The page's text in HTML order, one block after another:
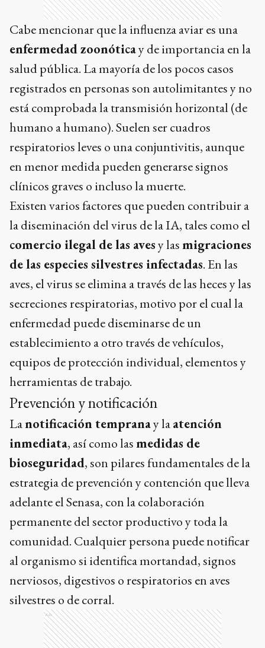
Cabe mencionar que la influenza aviar es una
enfermedad zoonóticay de importancia en la
salud pública. La mayoría de los pocos casos
registrados en personas son autolimitantes y no
está comprobada la transmisión horizontal (de
humano a humano). Suelen ser cuadros
respiratorios leves o una conjuntivitis, aunque
en menor medida pueden generarse signos
clínicos graves o incluso la muerte.
Existen varios factores que pueden contribuir a
la diseminación del virus de la IA, tales como el
comercio ilegal de las avesy lasmigraciones
de las especies silvestres infectadas. En las
aves, el virus se elimina a través de las heces y las
secreciones respiratorias, motivo por el cual la
enfermedad puede diseminarse de un
establecimiento a otro través de vehículos,
equipos de protección individual, elementos y
herramientas de trabajo.
Prevención y notificación
Lanotificación tempranay laatención
inmediata, así como lasmedidas de
bioseguridad, son pilares fundamentales de la
estrategia de prevención y contención que lleva
adelante el Senasa, con la colaboración
permanente del sector productivo y toda la
comunidad. Cualquier persona puede notificar
al organismo si identifica mortandad, signos
nerviosos, digestivos o respiratorios en aves
silvestres o de corral.
Ads